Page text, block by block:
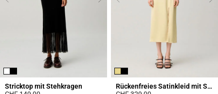
Stricktop mit Stehkragen
Rückenfreies Satinkleid mit Spitze